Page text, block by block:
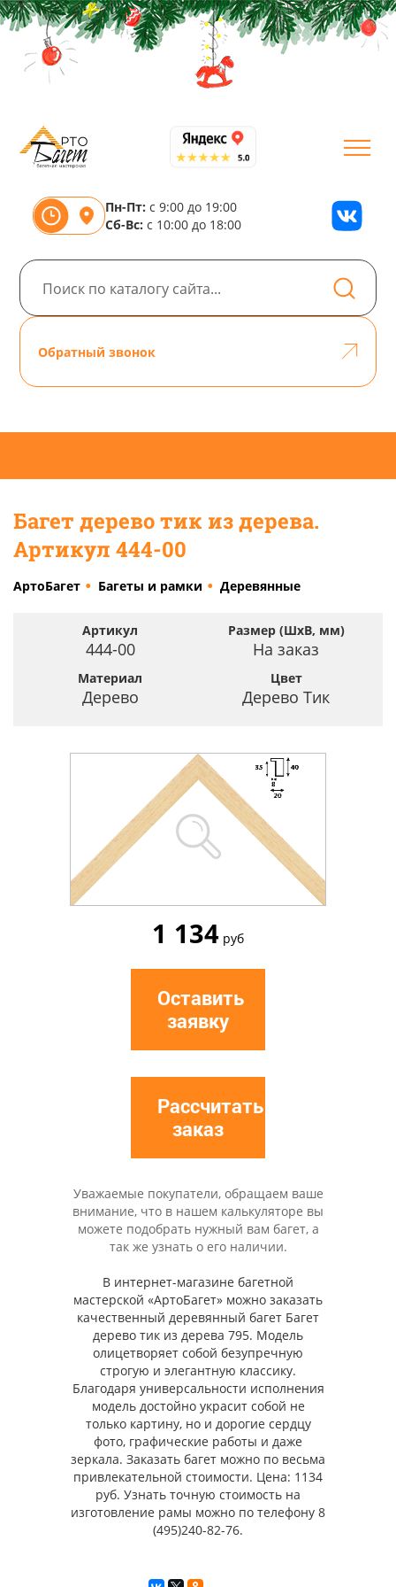
Пн-Пт: с 9:00 до 19:00
Сб-Вс: с 10:00 до 18:00
Обратный звонок
Багет дерево тик из дерева.
Артикул 444-00
АртоБагет Багеты и рамки Деревянные
Артикул
444-00
Размер (ШхВ, мм)
На заказ
Материал
Дерево
Цвет
Дерево Тик
1 134 руб
Оставить
заявку
Рассчитать
заказ
Уважаемые покупатели, обращаем ваше
внимание, что в нашем калькуляторе вы
можете подобрать нужный вам багет, а
так же узнать о его наличии.
В интернет-магазине багетной
мастерской «АртоБагет» можно заказать
качественный деревянный багет Багет
дерево тик из дерева 795. Модель
олицетворяет собой безупречную
строгую и элегантную классику.
Благодаря универсальности исполнения
модель достойно украсит собой не
только картину, но и дорогие сердцу
фото, графические работы и даже
зеркала. Заказать багет можно по весьма
привлекательной стоимости. Цена: 1134
руб. Узнать точную стоимость на
изготовление рамы можно по телефону 8
(495)240-82-76.